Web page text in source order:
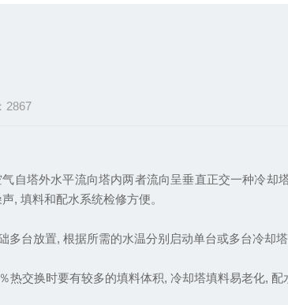
2867
塔外水平流向塔内两者流向呈垂直正交一种冷却
, 填料和配水系统检修方便。
台放置, 根据所需的水温分别启动单台或多台冷却塔
交换时要有较多的填料体积, 冷却塔填料易老化, 配